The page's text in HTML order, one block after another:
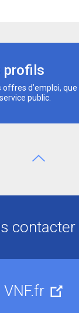
profils
offres d’emploi,
public.
Aller
contacter
VNF.fr